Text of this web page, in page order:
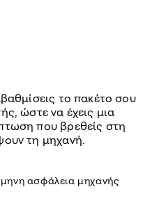
το πακέτο σου
ώστε να έχεις μια
που βρεθείς στη
τη μηχανή.
ασφάλεια μηχανής